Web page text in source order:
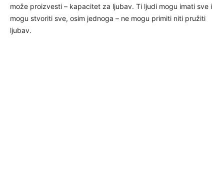
može proizvesti – kapacitet za ljubav. Ti ljudi mogu imati sve i
mogu stvoriti sve, osim jednoga – ne mogu primiti niti pružiti
ljubav.